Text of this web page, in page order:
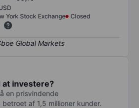
York Stock Exchange
Closed
at investere?
en prisvindende
af 1,5 millioner kunder.